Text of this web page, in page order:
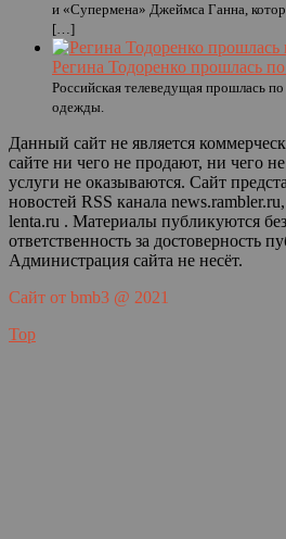
и «Супермена» Джеймса Ганна,
[…]
Регина Тодоренко прошлась
Российская телеведущая прошлась
одежды.
Данный сайт не является
сайте ни чего не продают, ни чего
услуги не оказываются. Сайт
новостей RSS канала
lenta.ru . Материалы публикуются
ответственность за достоверность
Администрация сайта не несёт.
Сайт от bmb3 @ 2021
Top